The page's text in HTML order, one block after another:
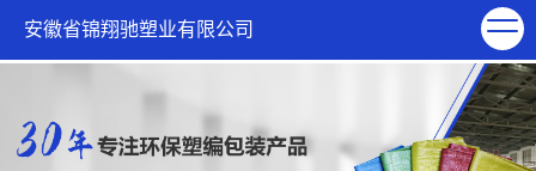
欢迎访问安徽省锦翔驰塑业有限公司网站！
联系我们
安徽省锦翔驰塑业有限公司